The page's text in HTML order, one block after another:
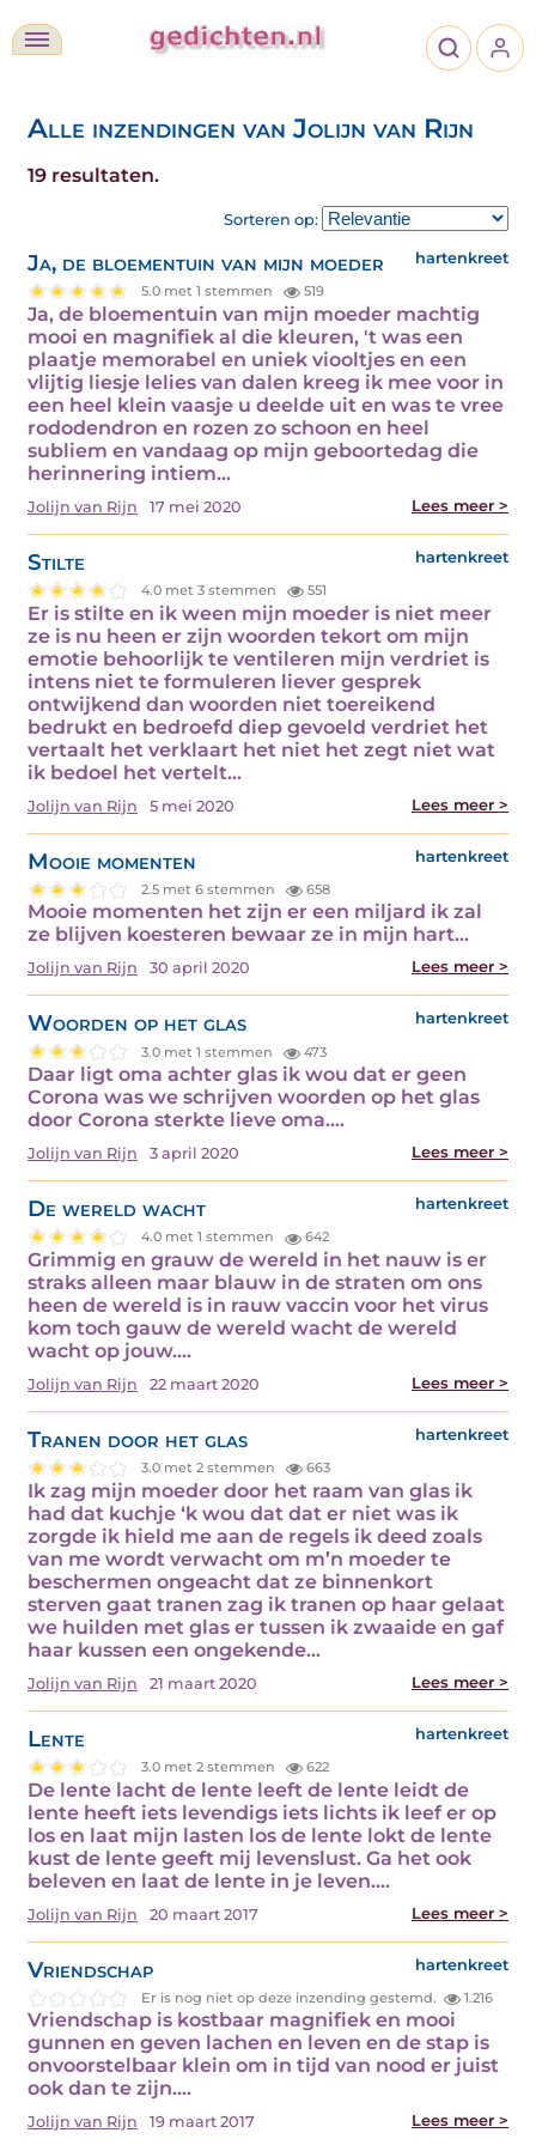
Alle inzendingen van Jolijn van Rijn
19 resultaten.
Sorteren op:
Ja, de bloementuin van mijn moeder hartenkreet
5.0 met 1 stemmen 519
Ja, de bloementuin van mijn moeder machtig
mooi en magnifiek al die kleuren, 't was een
plaatje memorabel en uniek viooltjes en een
vlijtig liesje lelies van dalen kreeg ik mee voor in
een heel klein vaasje u deelde uit en was te vree
rododendron en rozen zo schoon en heel
subliem en vandaag op mijn geboortedag die
herinnering intiem…
Jolijn van Rijn 17 mei 2020 Lees meer >
Stilte hartenkreet
4.0 met 3 stemmen 551
Er is stilte en ik ween mijn moeder is niet meer
ze is nu heen er zijn woorden tekort om mijn
emotie behoorlijk te ventileren mijn verdriet is
intens niet te formuleren liever gesprek
ontwijkend dan woorden niet toereikend
bedrukt en bedroefd diep gevoeld verdriet het
vertaalt het verklaart het niet het zegt niet wat
ik bedoel het vertelt…
Jolijn van Rijn 5 mei 2020 Lees meer >
Mooie momenten hartenkreet
2.5 met 6 stemmen 658
Mooie momenten het zijn er een miljard ik zal
ze blijven koesteren bewaar ze in mijn hart…
Jolijn van Rijn 30 april 2020 Lees meer >
Woorden op het glas hartenkreet
3.0 met 1 stemmen 473
Daar ligt oma achter glas ik wou dat er geen
Corona was we schrijven woorden op het glas
door Corona sterkte lieve oma.…
Jolijn van Rijn 3 april 2020 Lees meer >
De wereld wacht hartenkreet
4.0 met 1 stemmen 642
Grimmig en grauw de wereld in het nauw is er
straks alleen maar blauw in de straten om ons
heen de wereld is in rauw vaccin voor het virus
kom toch gauw de wereld wacht de wereld
wacht op jouw.…
Jolijn van Rijn 22 maart 2020 Lees meer >
Tranen door het glas hartenkreet
3.0 met 2 stemmen 663
Ik zag mijn moeder door het raam van glas ik
had dat kuchje ‘k wou dat dat er niet was ik
zorgde ik hield me aan de regels ik deed zoals
van me wordt verwacht om m’n moeder te
beschermen ongeacht dat ze binnenkort
sterven gaat tranen zag ik tranen op haar gelaat
we huilden met glas er tussen ik zwaaide en gaf
haar kussen een ongekende…
Jolijn van Rijn 21 maart 2020 Lees meer >
Lente hartenkreet
3.0 met 2 stemmen 622
De lente lacht de lente leeft de lente leidt de
lente heeft iets levendigs iets lichts ik leef er op
los en laat mijn lasten los de lente lokt de lente
kust de lente geeft mij levenslust. Ga het ook
beleven en laat de lente in je leven.…
Jolijn van Rijn 20 maart 2017 Lees meer >
Vriendschap hartenkreet
Er is nog niet op deze inzending gestemd. 1.216
Vriendschap is kostbaar magnifiek en mooi
gunnen en geven lachen en leven en de stap is
onvoorstelbaar klein om in tijd van nood er juist
ook dan te zijn.…
Jolijn van Rijn 19 maart 2017 Lees meer >